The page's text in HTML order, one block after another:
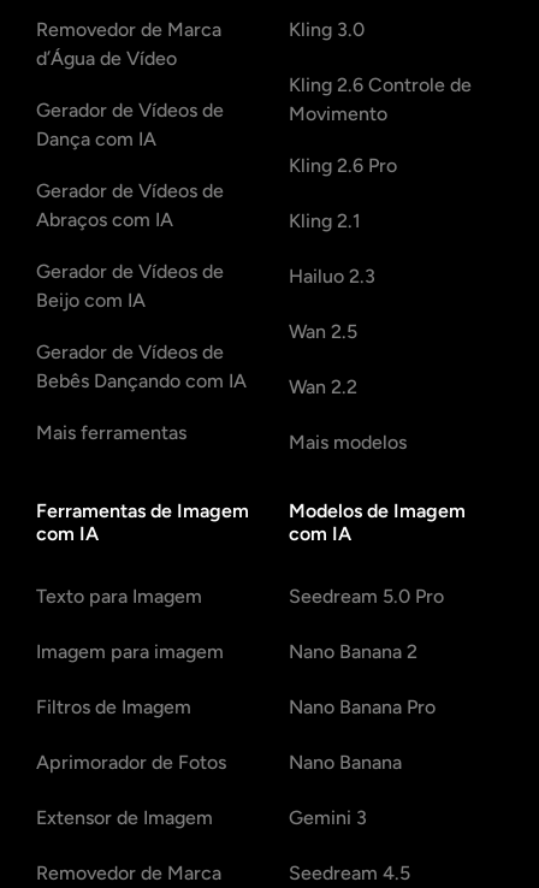
Removedor de Marca
d’Água de Vídeo
Gerador de Vídeos de
Dança com IA
Gerador de Vídeos de
Abraços com IA
Gerador de Vídeos de
Beijo com IA
Gerador de Vídeos de
Bebês Dançando com IA
Mais ferramentas
Kling 3.0
Kling 2.6 Controle de
Movimento
Kling 2.6 Pro
Kling 2.1
Hailuo 2.3
Wan 2.5
Wan 2.2
Mais modelos
Ferramentas de Imagem
com IA
Texto para Imagem
Imagem para imagem
Filtros de Imagem
Aprimorador de Fotos
Extensor de Imagem
Removedor de Marca
Modelos de Imagem
com IA
Seedream 5.0 Pro
Nano Banana 2
Nano Banana Pro
Nano Banana
Gemini 3
Seedream 4.5